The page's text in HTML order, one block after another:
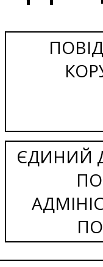
ЄДИНИЙ